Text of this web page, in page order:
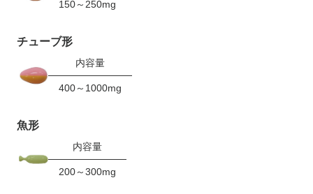
150～250mg
チューブ形
内容量
400～1000mg
魚形
内容量
200～300mg